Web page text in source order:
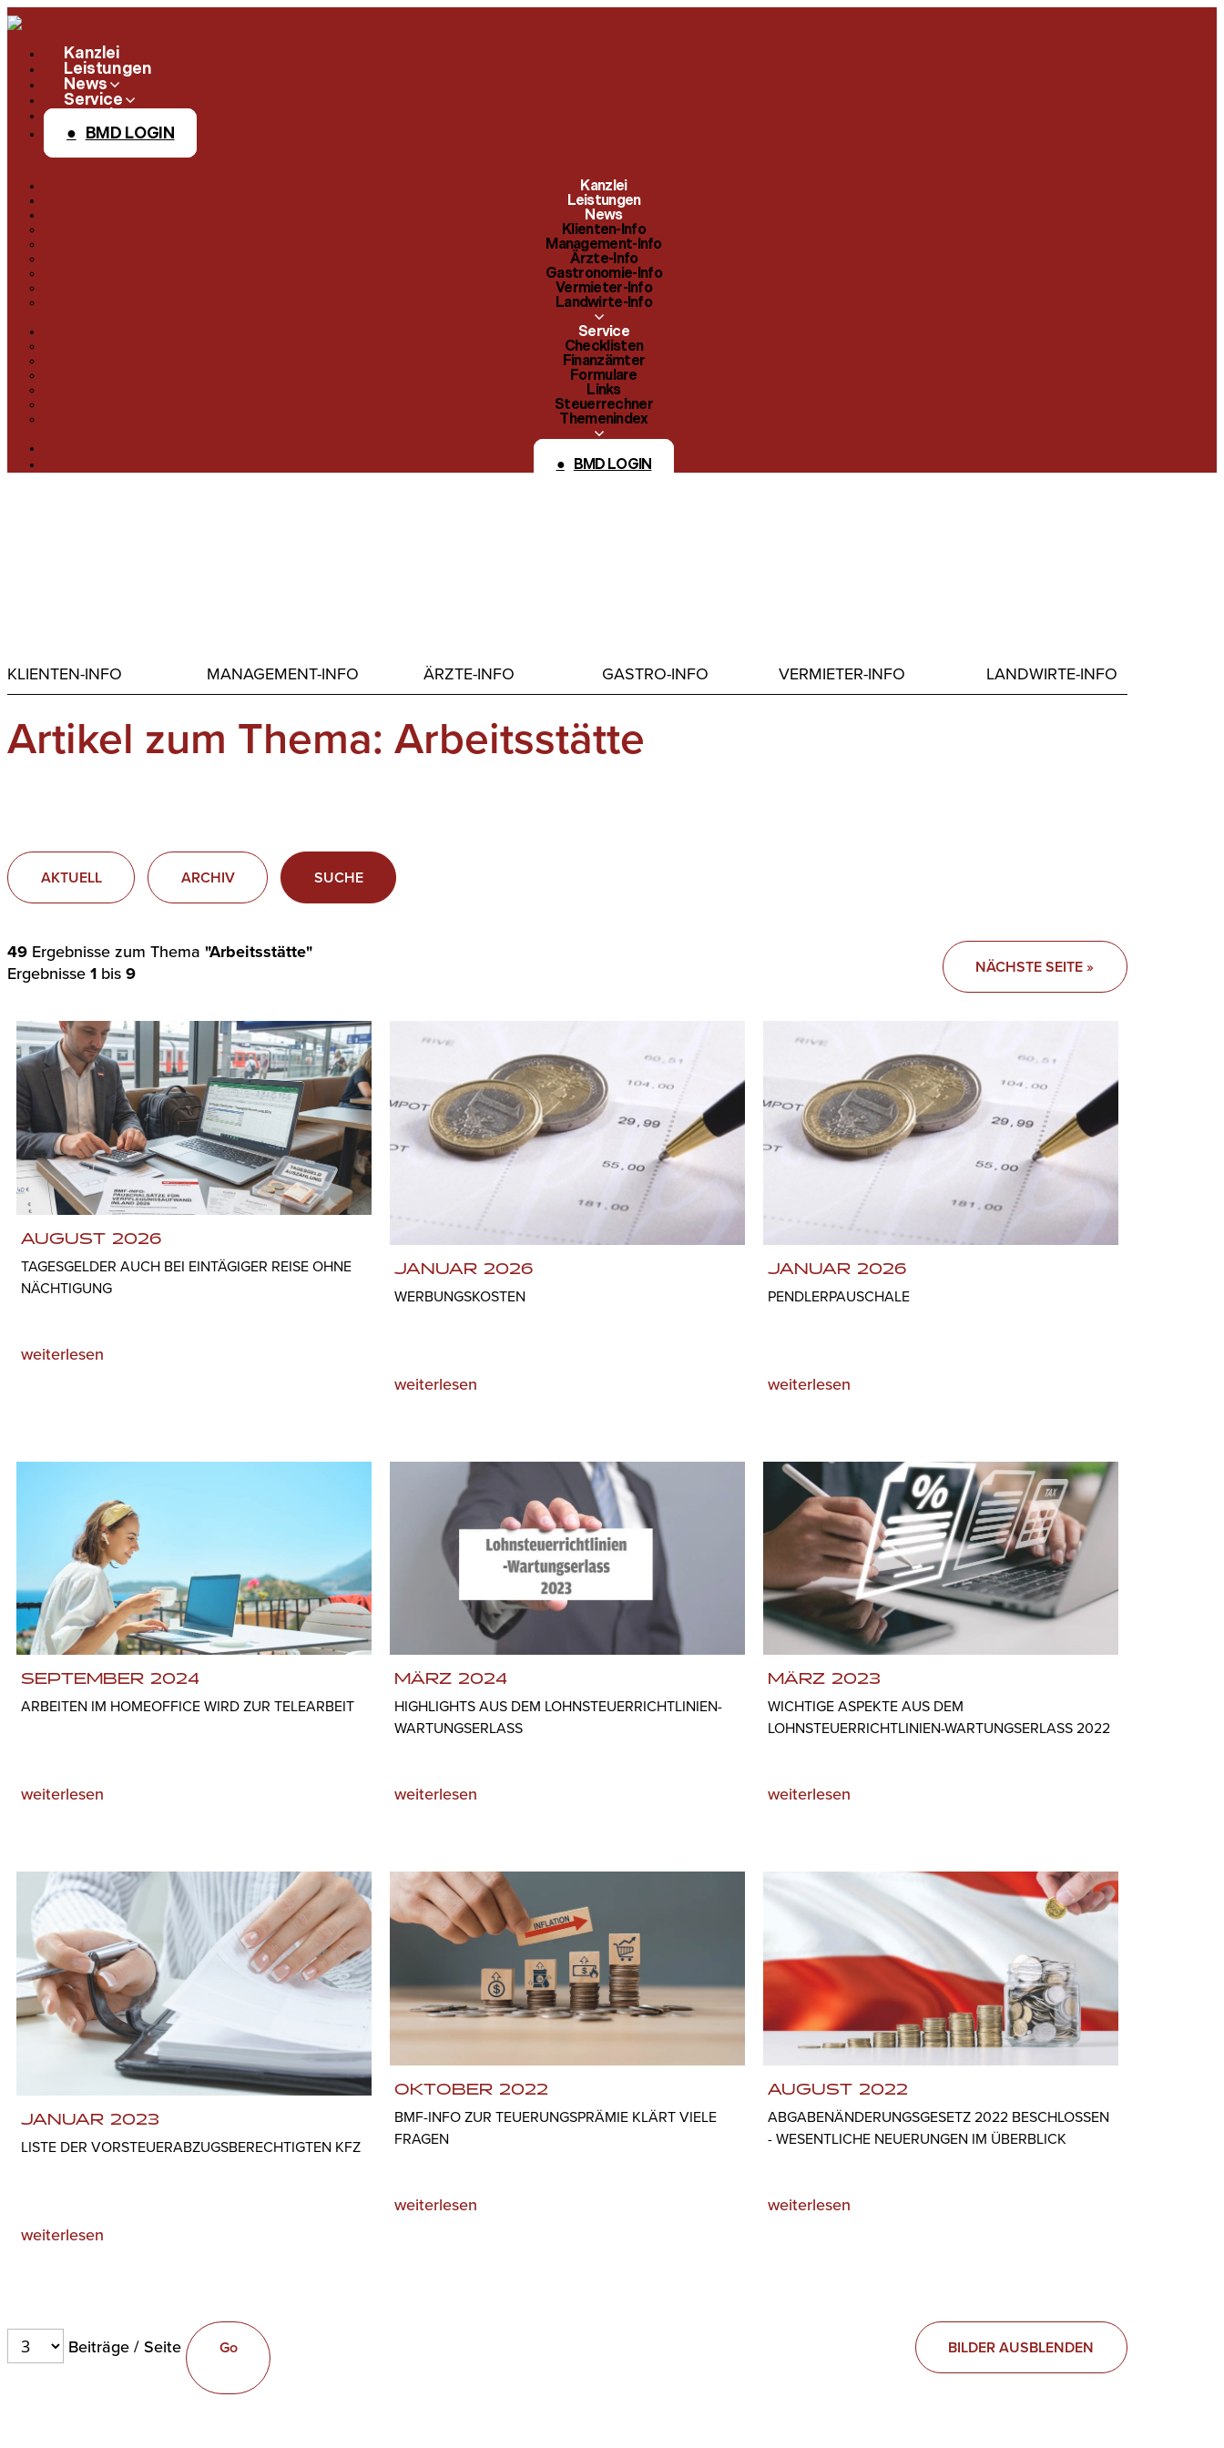
Kanzlei
Leistungen
News
Management-Info
Ärzte-Info
Gastronomie-Info
Vermieter-Info
Landwirte-Info
Service
Checklisten
Finanzämter
Formulare
Links
Steuerrechner
Themenindex
BMD LOGIN
Kanzlei
Leistungen
News
Klienten-Info
Management-Info
Ärzte-Info
Gastronomie-Info
Vermieter-Info
Landwirte-Info
Service
Checklisten
Finanzämter
Formulare
Links
Steuerrechner
Themenindex
BMD LOGIN
KLIENTEN-INFO MANAGEMENT-INFO ÄRZTE-INFO GASTRO-INFO VERMIETER-INFO LANDWIRTE-INFO
Artikel zum Thema: Arbeitsstätte
AKTUELL ARCHIV SUCHE
49 Ergebnisse zum Thema "Arbeitsstätte"
Ergebnisse 1 bis 9 NÄCHSTE SEITE »
AUGUST 2026
TAGESGELDER AUCH BEI EINTÄGIGER REISE OHNE
NÄCHTIGUNG
weiterlesen
JANUAR 2026
WERBUNGSKOSTEN
weiterlesen
JANUAR 2026
PENDLERPAUSCHALE
weiterlesen
SEPTEMBER 2024
ARBEITEN IM HOMEOFFICE WIRD ZUR TELEARBEIT
weiterlesen
MÄRZ 2024
HIGHLIGHTS AUS DEM LOHNSTEUERRICHTLINIEN-
WARTUNGSERLASS
weiterlesen
MÄRZ 2023
WICHTIGE ASPEKTE AUS DEM
LOHNSTEUERRICHTLINIEN-WARTUNGSERLASS 2022
weiterlesen
JANUAR 2023
LISTE DER VORSTEUERABZUGSBERECHTIGTEN KFZ
weiterlesen
OKTOBER 2022
BMF-INFO ZUR TEUERUNGSPRÄMIE KLÄRT VIELE
FRAGEN
weiterlesen
AUGUST 2022
ABGABENÄNDERUNGSGESETZ 2022 BESCHLOSSEN
- WESENTLICHE NEUERUNGEN IM ÜBERBLICK
weiterlesen
Beiträge / Seite BILDER AUSBLENDEN